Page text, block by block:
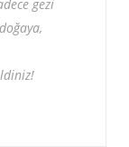
gezi